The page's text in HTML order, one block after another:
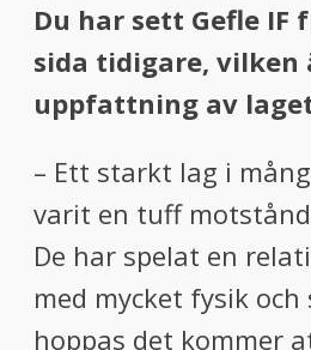
Du har sett Gefle IF
sida tidigare, vilken
uppfattning av
– Ett starkt lag i
varit en tuff
De har spelat en
med mycket fysik och
hoppas det kommer